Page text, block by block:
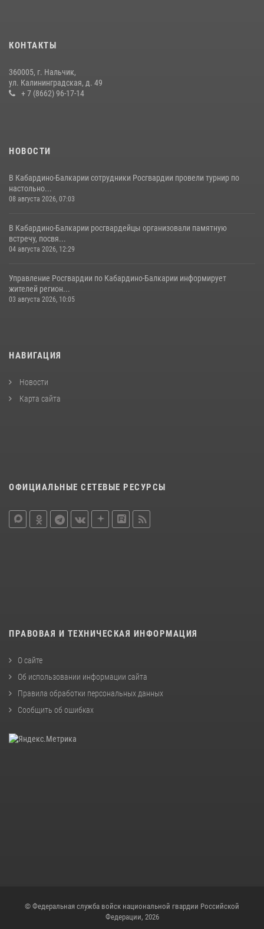
В Кабардино-Балкарии при силовой поддержке Росгвардии изъяты
оружие и наркотические средства
КОНТАКТЫ
360005, г. Нальчик,
ул. Калининградская, д. 49
+ 7 (8662) 96-17-14
НОВОСТИ
В Кабардино-Балкарии сотрудники Росгвардии провели турнир по
настольно...
08 августа 2026, 07:03
В Кабардино-Балкарии росгвардейцы организовали памятную
встречу, посвя...
04 августа 2026, 12:29
Управление Росгвардии по Кабардино-Балкарии информирует
жителей регион...
03 августа 2026, 10:05
НАВИГАЦИЯ
Новости
Карта сайта
ОФИЦИАЛЬНЫЕ СЕТЕВЫЕ РЕСУРСЫ
ПРАВОВАЯ И ТЕХНИЧЕСКАЯ ИНФОРМАЦИЯ
О сайте
Об использовании информации сайта
Правила обработки персональных данных
Сообщить об ошибках
© Федеральная служба войск национальной гвардии Российской
Федерации, 2026